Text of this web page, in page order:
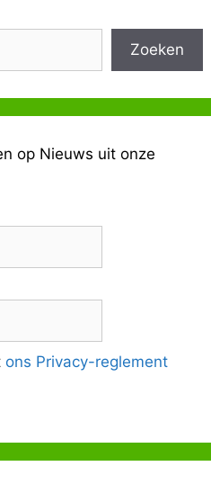
Zoeken
op Nieuws uit onze
ons Privacy-reglement